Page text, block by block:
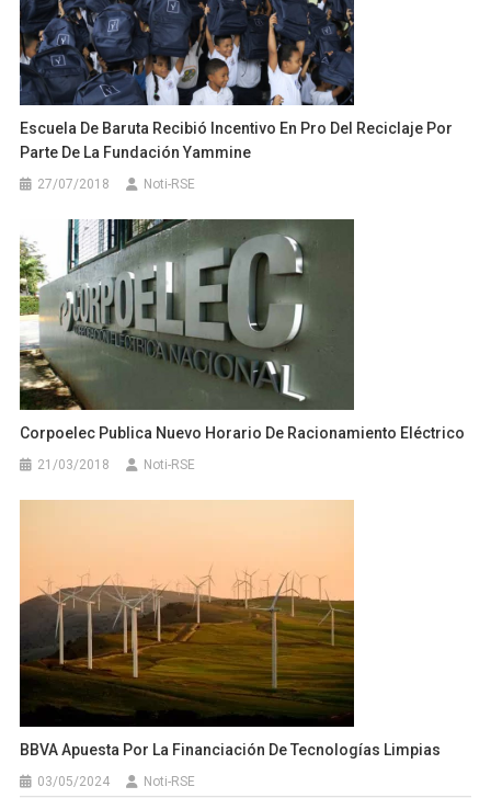
Escuela De Baruta Recibió Incentivo En Pro Del Reciclaje Por
Parte De La Fundación Yammine
27/07/2018 Noti-RSE
Corpoelec Publica Nuevo Horario De Racionamiento Eléctrico
21/03/2018 Noti-RSE
BBVA Apuesta Por La Financiación De Tecnologías Limpias
03/05/2024 Noti-RSE